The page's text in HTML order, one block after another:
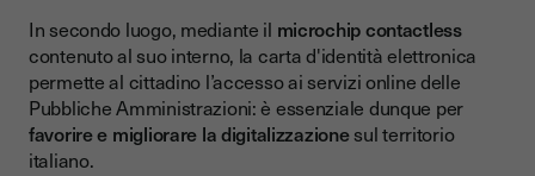
In secondo luogo, mediante il microchip contactless
contenuto al suo interno, la carta d'identità elettronica
permette al cittadino l’accesso ai servizi online delle
Pubbliche Amministrazioni: è essenziale dunque per
favorire e migliorare la digitalizzazionesul territorio
italiano.